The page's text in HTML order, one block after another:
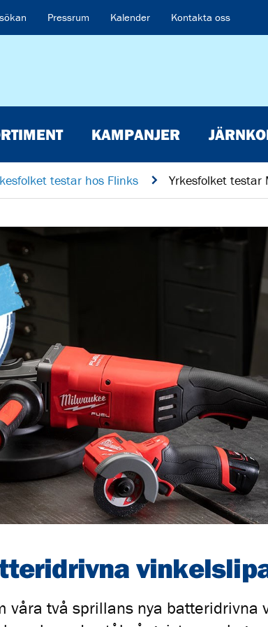
Pressrum Kalender Kontakta oss
KAMPANJER
testar hos Flinks n Yrkesfolket
våra två sprillans nya batteridrivna